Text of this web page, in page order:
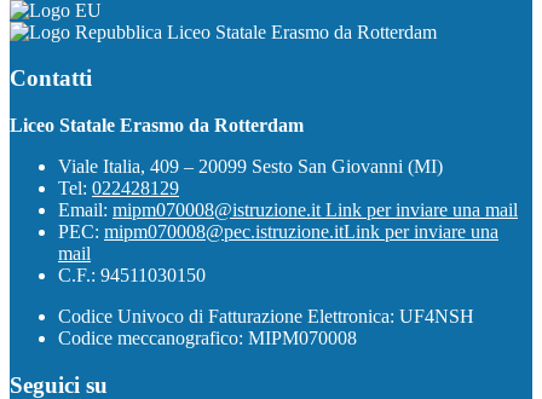
Liceo Statale Erasmo da Rotterdam
Contatti
Liceo Statale Erasmo da Rotterdam
Viale Italia, 409 – 20099 Sesto San Giovanni (MI)
Tel: 022428129
Email: mipm070008@istruzione.it Link per inviare una mail
PEC: mipm070008@pec.istruzione.itLink per inviare una
mail
C.F.: 94511030150
Codice Univoco di Fatturazione Elettronica: UF4NSH
Codice meccanografico: MIPM070008
Seguici su